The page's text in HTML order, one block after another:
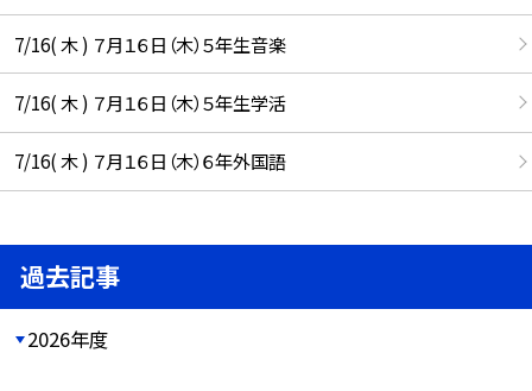
7/16( 木 ) ７月１６日（木）５年生音楽
7/16( 木 ) ７月１６日（木）５年生学活
7/16( 木 ) ７月１６日（木）６年外国語
過去記事
2026年度